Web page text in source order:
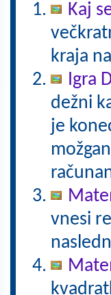
Kaj
kraja
Igra
dežni
je
vnesi